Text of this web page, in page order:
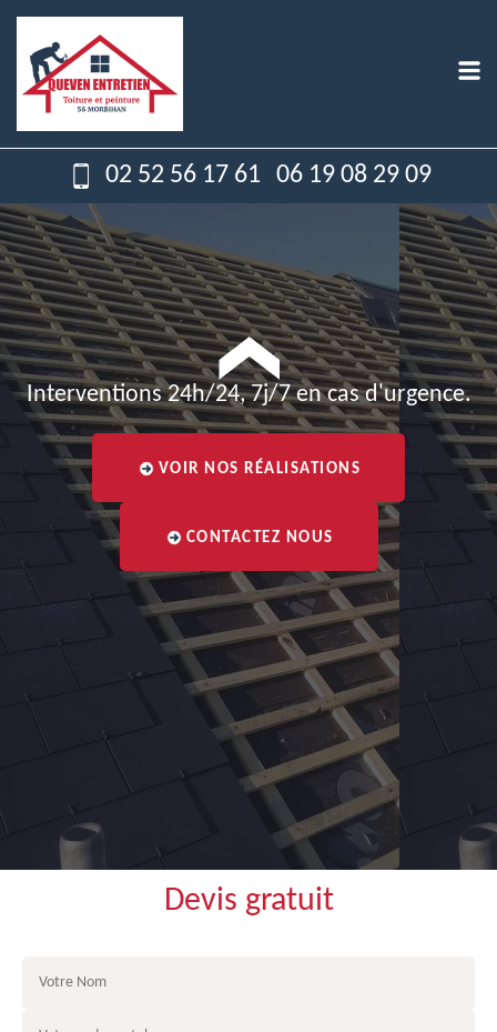
02 52 56 17 61 06 19 08 29 09
Interventions 24h/24, 7j/7 en cas d'urgence.
VOIR NOS RÉALISATIONS
CONTACTEZ NOUS
Devis gratuit